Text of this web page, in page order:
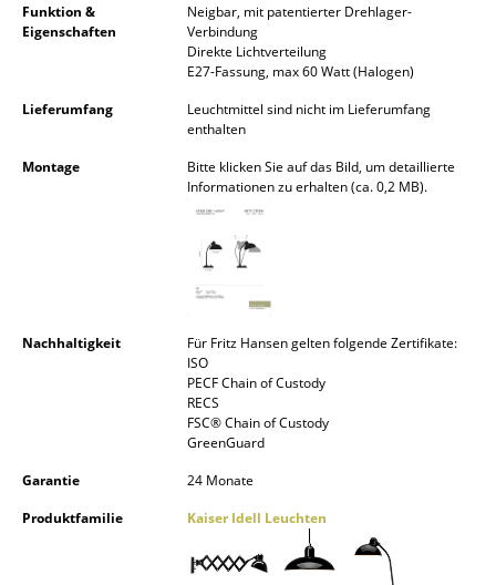
Wandleuchten
Outdoor-Leuchten
Akkuleuchten
Stapelbetten
Nachttische & Bettzubehör
... alle Betten
Accessoires
Funktion &
Eigenschaften
Neigbar, mit patentierter Drehlager-
Verbindung
Direkte Lichtverteilung
E27-Fassung, max 60 Watt (Halogen)
Lieferumfang
Leuchtmittel sind nicht im Lieferumfang
enthalten
Montage
Bitte klicken Sie auf das Bild, um detaillierte
Informationen zu erhalten (ca. 0,2 MB).
Nachhaltigkeit
Für Fritz Hansen gelten folgende Zertifikate:
ISO
PECF Chain of Custody
RECS
FSC® Chain of Custody
GreenGuard
Garantie
24 Monate
Produktfamilie
Kaiser Idell Leuchten